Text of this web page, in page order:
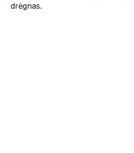
drėgnas.